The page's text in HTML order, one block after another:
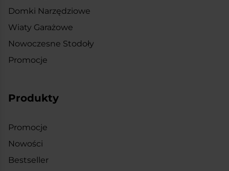
Domki Narzędziowe
Wiaty Garażowe
Nowoczesne Stodoły
Promocje
Produkty
Promocje
Nowości
Bestseller